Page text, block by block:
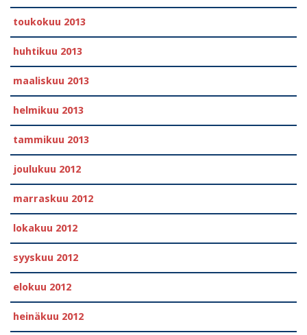
toukokuu 2013
huhtikuu 2013
maaliskuu 2013
helmikuu 2013
tammikuu 2013
joulukuu 2012
marraskuu 2012
lokakuu 2012
syyskuu 2012
elokuu 2012
heinäkuu 2012